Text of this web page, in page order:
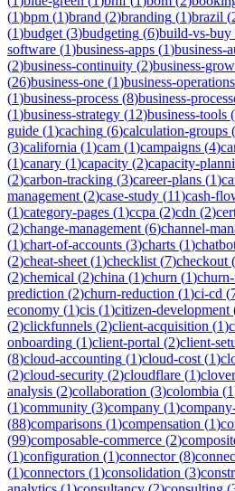
(1)bpm (1)brand (2)branding (1)brazil (
(1)budget (3)budgeting (6)build-vs-buy
software (1)business-apps (1)business-
(2)business-continuity (2)business-
(26)business-one (1)business-operations
(1)business-process (8)business-
(1)business-strategy (12)business-tools (
guide (1)caching (6)calculation-groups (
(3)california (1)cam (1)campaigns (4)
(1)canary (1)capacity (2)capacity-
(2)carbon-tracking (3)career-plans (1)
management (2)case-study (11)cash-
(1)category-pages (1)ccpa (2)cdn (2)
(2)change-management (6)channel-
(1)chart-of-accounts (3)charts (1)
(2)cheat-sheet (1)checklist (7)checkout (
(2)chemical (2)china (1)churn (1)
prediction (2)churn-reduction (1)ci-cd (
economy (1)cis (1)citizen-development
(2)clickfunnels (2)client-acquisition (1)
onboarding (1)client-portal (2)client-
(8)cloud-accounting (1)cloud-cost (1)
(2)cloud-security (2)cloudflare (1)clover
analysis (2)collaboration (3)colombia (1
(1)community (3)company (1)
(88)comparisons (1)compensation (1)
(99)composable-commerce (2)
(1)configuration (1)connector(8)
(1)connectors (1)consolidation (3)